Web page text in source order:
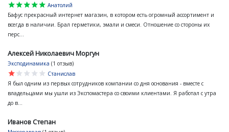
star
star
star
star
star
Анатолий
Бафус прекрасный интернет магазин, в котором есть огромный ассортимент и
всегда в наличии. Брал герметики, эмали и смеси. Отношение со стороны их
перс...
Алексей Николаевич Моргун
Эксподинамика (1 отзыв)
star
star
star
star
star
Станислав
Я был одним из первых сотрудников компании со дня основания - вместе с
владельцами мы ушли из Экспомастера со своими клиентами. Я работал с утра
до в...
Иванов Степан